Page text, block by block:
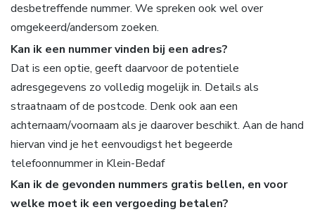
desbetreffende nummer. We spreken ook wel over
omgekeerd/andersom zoeken.
Kan ik een nummer vinden bij een adres?
Dat is een optie, geeft daarvoor de potentiele
adresgegevens zo volledig mogelijk in. Details als
straatnaam of de postcode. Denk ook aan een
achternaam/voornaam als je daarover beschikt. Aan de hand
hiervan vind je het eenvoudigst het begeerde
telefoonnummer in Klein-Bedaf
Kan ik de gevonden nummers gratis bellen, en voor
welke moet ik een vergoeding betalen?